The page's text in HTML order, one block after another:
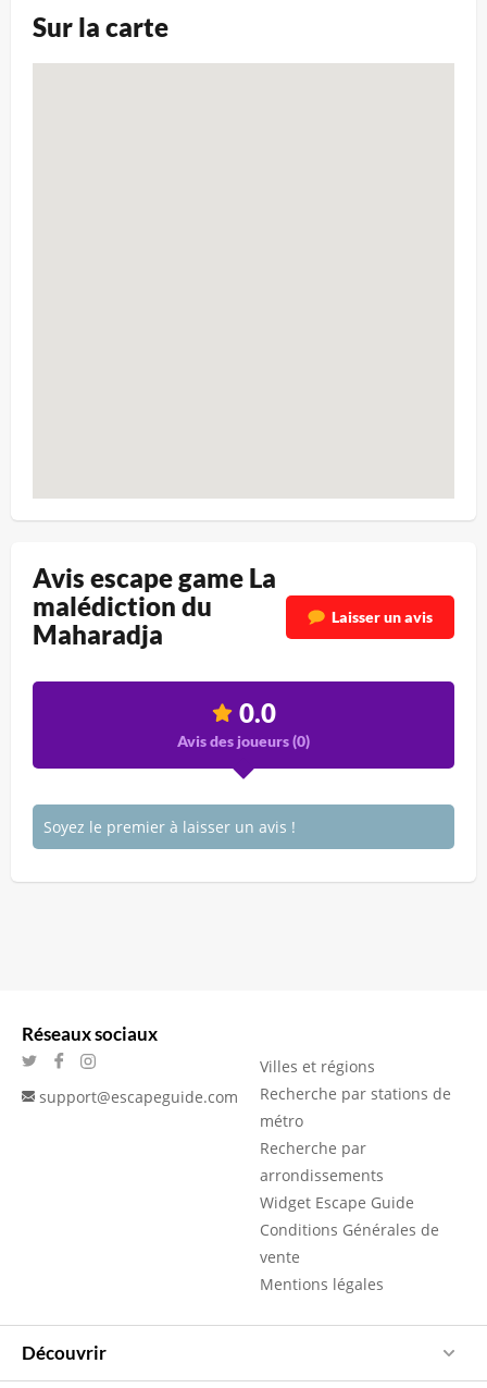
Sur la carte
Avis escape game La
malédiction du
Maharadja
Laisser un avis
0.0
Avis des joueurs (0)
Soyez le premier à laisser un avis !
Réseaux sociaux
support@escapeguide.com
Villes et régions
Recherche par stations de
métro
Recherche par
arrondissements
Widget Escape Guide
Conditions Générales de
vente
Mentions légales
Découvrir